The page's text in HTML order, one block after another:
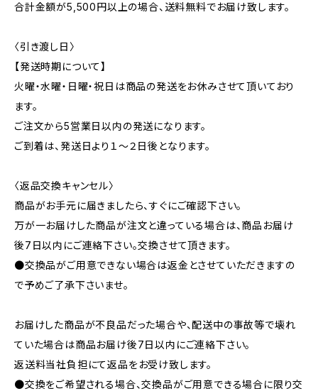
合計金額が5,500円以上の場合、送料無料でお届け致します。
〈引き渡し日〉
【発送時期について】
火曜・水曜・日曜・祝日は商品の発送をお休みさせて頂いており
ます。
ご注文から5営業日以内の発送になります。
ご到着は、発送日より１～２日後となります。
〈返品交換キャンセル〉
商品がお手元に届きましたら、すぐにご確認下さい。
万が一お届けした商品が注文と違っている場合は、商品お届け
後7日以内にご連絡下さい。交換させて頂きます。
●交換品がご用意できない場合は返金とさせていただきますの
で予めご了承下さいませ。
お届けした商品が不良品だった場合や、配送中の事故等で壊れ
ていた場合は商品お届け後7日以内にご連絡下さい。
返送料当社負担にて返品をお受け致します。
●交換をご希望される場合、交換品がご用意できる場合に限り交